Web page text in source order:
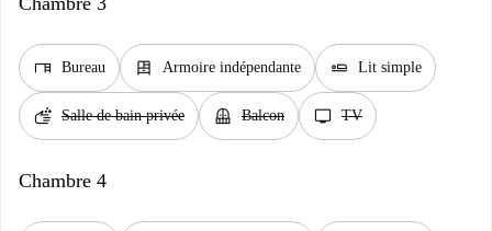
desk Bureau dresser Armoire indépendante airline_seat_flat Lit simple
soap Salle de bain privée balcony Balcon tv TV
Chambre 4